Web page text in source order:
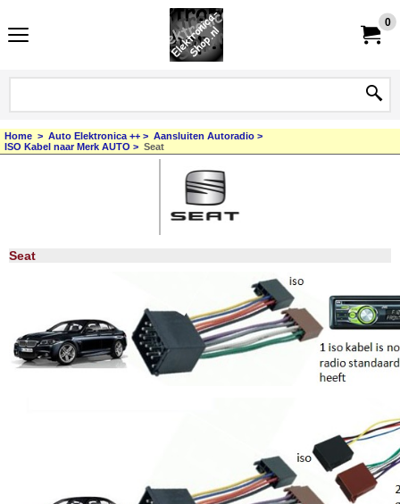
0
Home > Auto Elektronica ++ > Aansluiten Autoradio >
ISO Kabel naar Merk AUTO > Seat
Seat